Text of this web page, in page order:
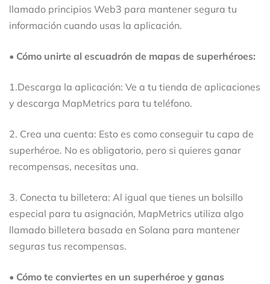
llamado principios Web3 para mantener segura tu
información cuando usas la aplicación.
• Cómo unirte al escuadrón de mapas de superhéroes:
1.Descarga la aplicación: Ve a tu tienda de aplicaciones
y descarga MapMetrics para tu teléfono.
2. Crea una cuenta: Esto es como conseguir tu capa de
superhéroe. No es obligatorio, pero si quieres ganar
recompensas, necesitas una.
3. Conecta tu billetera: Al igual que tienes un bolsillo
especial para tu asignación, MapMetrics utiliza algo
llamado billetera basada en Solana para mantener
seguras tus recompensas.
• Cómo te conviertes en un superhéroe y ganas